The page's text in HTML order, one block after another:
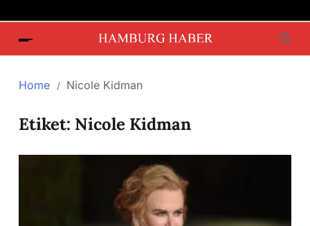
Home Nicole Kidman
Etiket: Nicole Kidman